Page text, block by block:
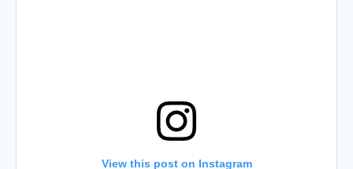
View this post on Instagram